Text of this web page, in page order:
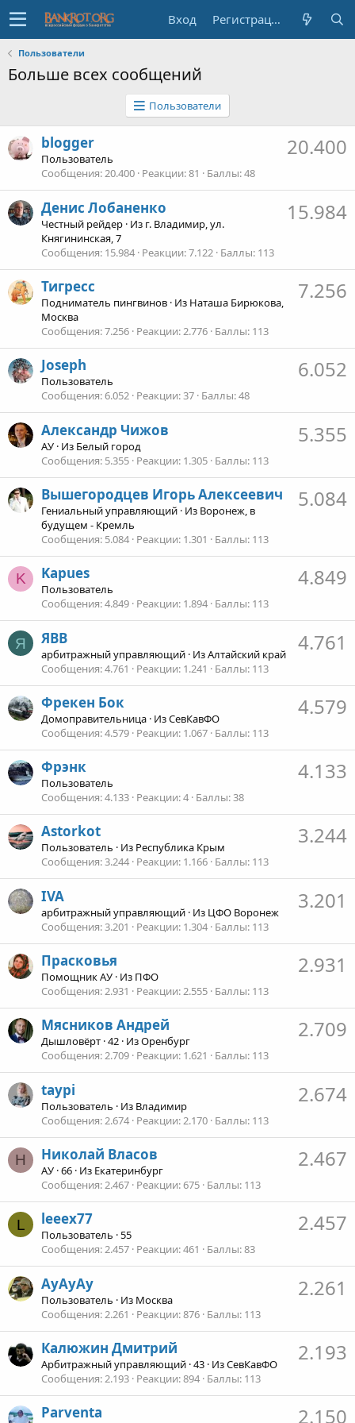
Вход Регистрация
Пользователи
Больше всех сообщений
Пользователи
20.400
blogger
Пользователь
Сообщения 20.400 Реакции 81 Баллы 48
15.984
Денис Лобаненко
Честный рейдер · Из г. Владимир, ул.
Княгининская, 7
Сообщения 15.984 Реакции 7.122 Баллы 113
7.256
Тигресс
Подниматель пингвинов · Из Наташа Бирюкова,
Москва
Сообщения 7.256 Реакции 2.776 Баллы 113
6.052
Joseph
Пользователь
Сообщения 6.052 Реакции 37 Баллы 48
5.355
Александр Чижов
АУ · Из Белый город
Сообщения 5.355 Реакции 1.305 Баллы 113
5.084
Вышегородцев Игорь Алексеевич
Гениальный управляющий · Из Воронеж, в
будущем - Кремль
Сообщения 5.084 Реакции 1.301 Баллы 113
K 4.849
Kapues
Пользователь
Сообщения 4.849 Реакции 1.894 Баллы 113
Я 4.761
ЯВВ
арбитражный управляющий · ИзАлтайский край
Сообщения 4.761 Реакции 1.241 Баллы 113
4.579
Фрекен Бок
Домоправительница · ИзСевКавФО
Сообщения 4.579 Реакции 1.067 Баллы 113
4.133
Фрэнк
Пользователь
Сообщения 4.133 Реакции 4 Баллы 38
3.244
Astorkot
Пользователь · Из Республика Крым
Сообщения 3.244 Реакции 1.166 Баллы 113
3.201
IVA
арбитражный управляющий · Из ЦФО Воронеж
Сообщения 3.201 Реакции 1.304 Баллы 113
2.931
Прасковья
Помощник АУ · Из ПФО
Сообщения 2.931 Реакции 2.555 Баллы 113
2.709
Мясников Андрей
Дышловёрт ·42 · ИзОренбург
Сообщения 2.709 Реакции 1.621 Баллы 113
2.674
taypi
Пользователь · Из Владимир
Сообщения 2.674 Реакции 2.170 Баллы 113
Н 2.467
Николай Власов
АУ ·66 · Из Екатеринбург
Сообщения 2.467 Реакции 675 Баллы 113
L 2.457
leeex77
Пользователь ·55
Сообщения 2.457 Реакции 461 Баллы 83
2.261
АуАуАу
Пользователь · Из Москва
Сообщения 2.261 Реакции 876 Баллы 113
2.193
Калюжин Дмитрий
Арбитражный управляющий ·43 · ИзСевКавФО
Сообщения 2.193 Реакции 894 Баллы 113
2.150
Parventa